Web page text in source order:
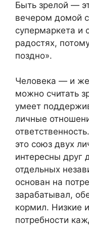
Быть зрелой —
вечером домой
супермаркета и
радостях,
поздно».
Человека — и
можно считать
умеет
личные
это союз двух
интересны друг
отдельных
основан на
зарабатывал,
кормил. Низкие
потребности